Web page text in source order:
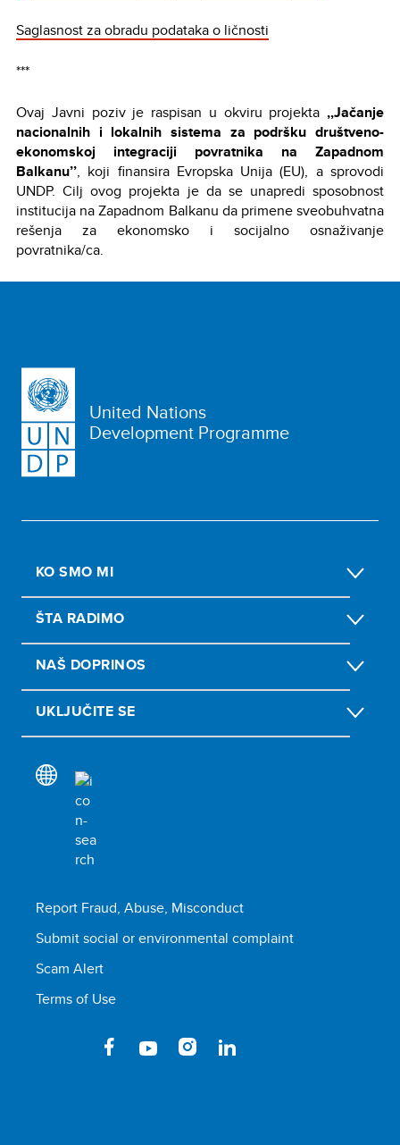
Saglasnost za obradu podataka o ličnosti
***
Ovaj Javni poziv je raspisan u okviru projekta ,,Jačanje
nacionalnih i lokalnih sistema za podršku društveno-
ekonomskoj integraciji povratnika na Zapadnom
Balkanu’’, koji finansira Evropska Unija (EU), a sprovodi
UNDP. Cilj ovog projekta je da se unapredi sposobnost
institucija na Zapadnom Balkanu da primene sveobuhvatna
rešenja za ekonomsko i socijalno osnaživanje
povratnika/ca.
United Nations
Development Programme
KO SMO MI
ŠTA RADIMO
NAŠ DOPRINOS
UKLJUČITE SE
Report Fraud, Abuse, Misconduct
Submit social or environmental complaint
Scam Alert
Terms of Use